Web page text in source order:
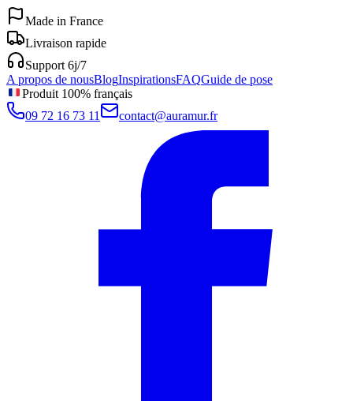
Made in France
Livraison rapide
Support 6j/7
A propos de nousBlogInspirationsFAQGuide de pose
Produit 100% français
09 72 16 73 11
contact@auramur.fr